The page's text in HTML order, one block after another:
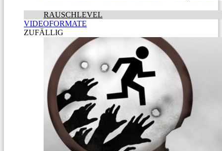
RAUSCHLEVEL
VIDEOFORMATE
ZUFÄLLIG